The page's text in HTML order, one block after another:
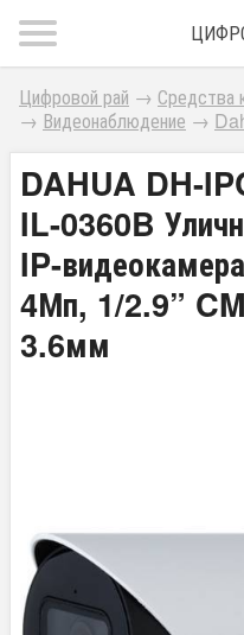
Цифровой рай → Средства
→ Видеонаблюдение →
DAHUA DH-
IL-0360B
IP-
4Мп, 1/2.9”
3.6мм